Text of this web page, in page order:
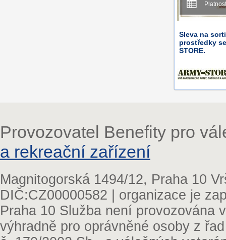
Sleva na
prostředky
STORE.
Provozovatel Benefity pro
a rekreační zařízení
Magnitogorská 1494/12, Praha 10
DIČ:CZ00000582 | organizace je
Praha 10 Služba není provozována
výhradně pro oprávněné osoby z